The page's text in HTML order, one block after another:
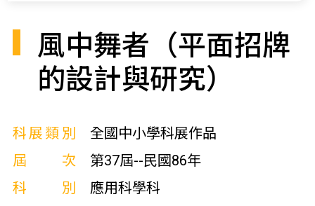
風中舞者（平面招牌
的設計與研究）
科展類別
全國中小學科展作品
屆次
第37屆--民國86年
科別
應用科學科